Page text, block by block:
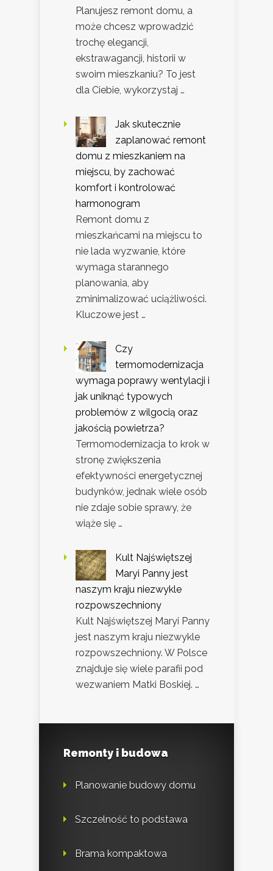
Planujesz remont domu, a
może chcesz wprowadzić
trochę elegancji,
ekstrawagancji, historii w
swoim mieszkaniu? To jest
dla Ciebie, wykorzystaj …
Jak skutecznie
zaplanować remont
domu z mieszkaniem na
miejscu, by zachować
komfort i kontrolować
harmonogram
Remont domu z
mieszkańcami na miejscu to
nie lada wyzwanie, które
wymaga starannego
planowania, aby
zminimalizować uciążliwości.
Kluczowe jest …
Czy
termomodernizacja
wymaga poprawy wentylacji i
jak uniknąć typowych
problemów z wilgocią oraz
jakością powietrza?
Termomodernizacja to krok w
stronę zwiększenia
efektywności energetycznej
budynków, jednak wiele osób
nie zdaje sobie sprawy, że
wiąże się …
Kult Najświętszej
Maryi Panny jest
naszym kraju niezwykle
rozpowszechniony
Kult Najświętszej Maryi Panny
jest naszym kraju niezwykle
rozpowszechniony. W Polsce
znajduje się wiele parafii pod
wezwaniem Matki Boskiej. …
Remonty i budowa
Planowanie budowy domu
Szczelność to podstawa
Brama kompaktowa